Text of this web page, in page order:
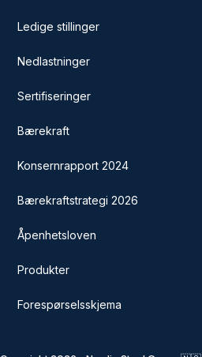
Ledige stillinger
Nedlastninger
Sertifiseringer
Bærekraft
Konsernrapport 2024
Bærekraftstrategi 2026
Åpenhetsloven
Produkter
Forespørselsskjema